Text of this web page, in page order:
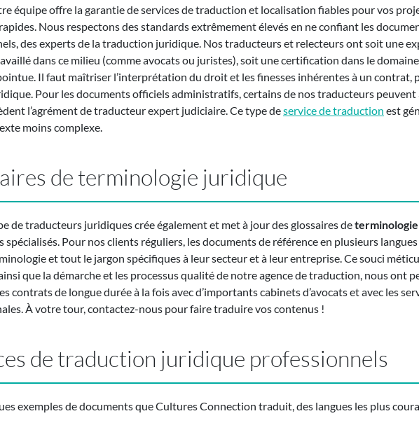
équipe offre la garantie de services de traduction et localisation fiables pour vos
Nous respectons des standards extrêmement élevés en ne confiant les
des experts de la traduction juridique. Nos traducteurs et relecteurs ont soit une
dans ce milieu (comme avocats ou juristes), soit une certification dans le
Il faut maîtriser l’interprétation du droit et les finesses inhérentes à un contrat,
Pour les documents officiels administratifs, certains de nos traducteurs
l’agrément de traducteur expert judiciaire. Ce type deservice de traduction est
moins complexe.
de terminologie juridique
de traducteurs juridiques crée également et met à jour des glossaires de
spécialisés. Pour nos clients réguliers, les documents de référence en plusieurs
et tout le jargon spécifiques à leur secteur et à leur entreprise. Ce souci
que la démarche et les processus qualité de notre agence de traduction, nous ont
contrats de longue durée à la fois avec d’importants cabinets d’avocats et avec les
À votre tour, contactez-nous pour faire traduire vos contenus !
de traduction juridique professionnels
exemples de documents que Cultures Connection traduit, des langues les plus